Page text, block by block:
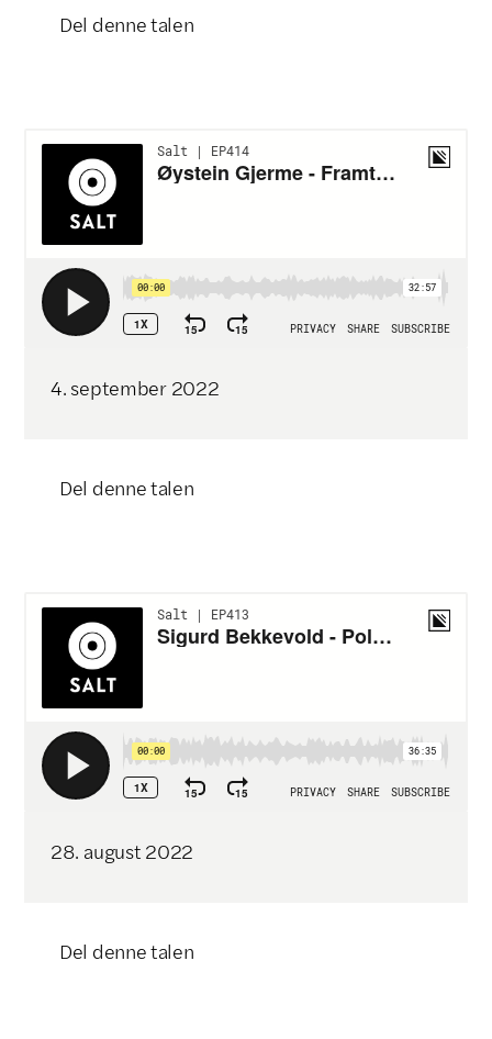
Del denne talen
4. september 2022
Del denne talen
28. august 2022
Del denne talen